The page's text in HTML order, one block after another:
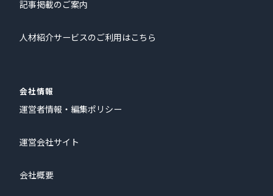
記事掲載のご案内
人材紹介サービスのご利用はこちら
会社情報
運営者情報・編集ポリシー
運営会社サイト
会社概要